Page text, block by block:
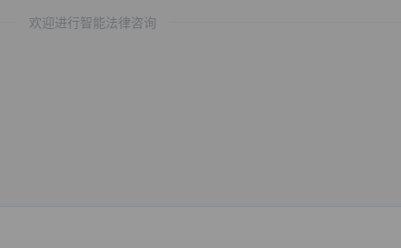
欢迎进行智能法律咨询